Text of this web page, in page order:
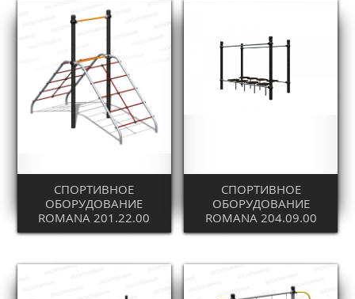
СПОРТИВНОЕ
ОБОРУДОВАНИЕ
ROMANA 201.22.00
СПОРТИВНОЕ
ОБОРУДОВАНИЕ
ROMANA 204.09.00